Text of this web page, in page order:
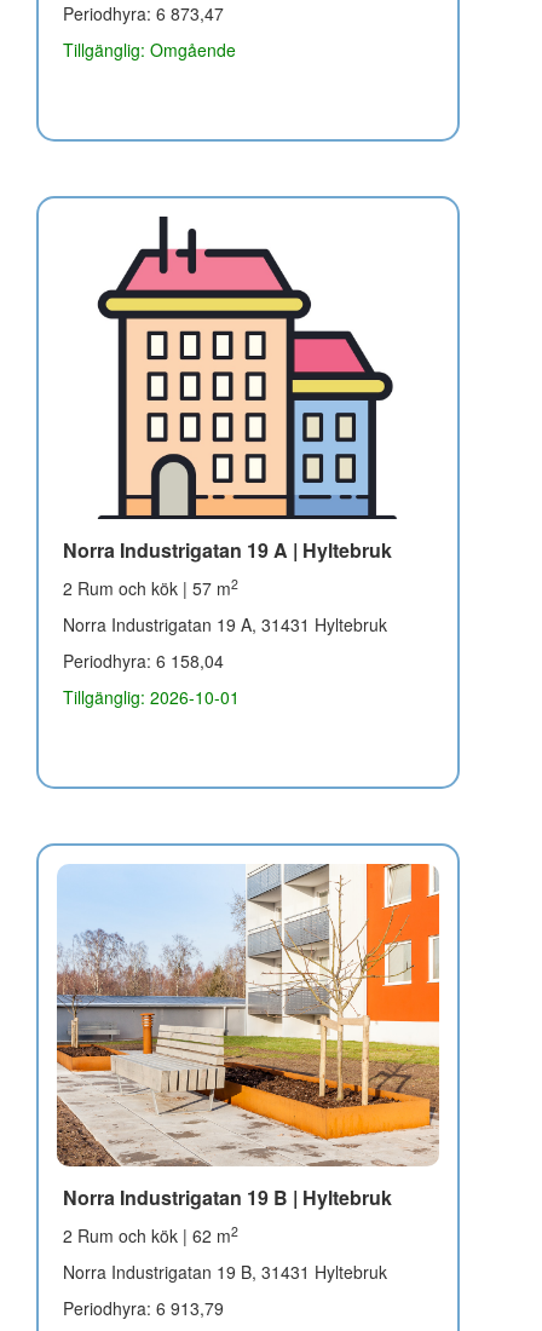
Periodhyra: 6 873,47
Tillgänglig: Omgående
Norra Industrigatan 19 A | Hyltebruk
2 Rum och kök | 57 m2
Norra Industrigatan 19 A, 31431 Hyltebruk
Periodhyra: 6 158,04
Tillgänglig: 2026-10-01
Norra Industrigatan 19 B | Hyltebruk
2 Rum och kök | 62 m2
Norra Industrigatan 19 B, 31431 Hyltebruk
Periodhyra: 6 913,79